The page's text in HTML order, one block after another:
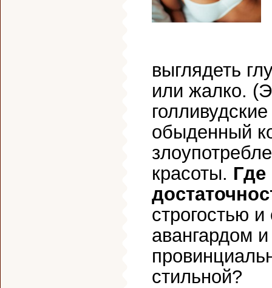
выглядеть
или жалко.
обыденный
красоты. Где
строгостью
авангардом
стильной?